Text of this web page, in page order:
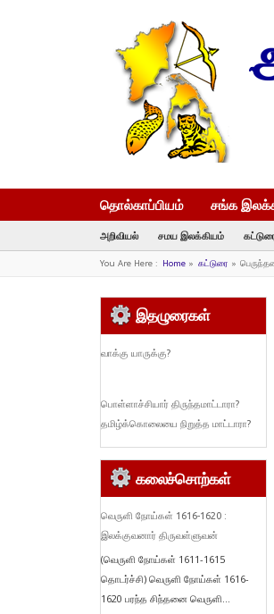
தொல்காப்பியம் சங்க
அறிவியல் சமய இலக்கியம்
You Are Here : Home» கட்டுரை »
இதழுரைகள்
வாக்கு யாருக்கு?
பொள்ளாச்சியார் திருந்தமாட்டாரா?
தமிழ்க்கொலையை நிறுத்த மாட்டாரா?
கலைச்சொற்கள்
வெருளி நோய்கள் 1616-1620 :
இலக்குவனார் திருவள்ளுவன்
(வெருளி நோய்கள் 1611-1615
தொடர்ச்சி) வெருளி நோய்கள் 1616-
1620 பரந்த சிந்தனை வெருளி...